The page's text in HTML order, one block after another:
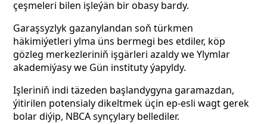
çeşmeleri bilen işleýän bir obasy bardy.
Garaşsyzlyk gazanylandan soň türkmen
häkimiýetleri ylma üns bermegi bes etdiler, köp
gözleg merkezleriniň işgärleri azaldy we Ylymlar
akademiýasy we Gün instituty ýapyldy.
Işleriniň indi täzeden başlandygyna garamazdan,
ýitirilen potensialy dikeltmek üçin ep-esli wagt gerek
bolar diýip, NBCA synçylary bellediler.